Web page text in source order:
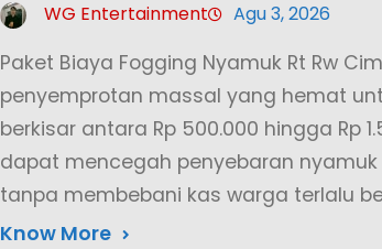
WG Entertainment Agu 3, 2026
Paket Biaya Fogging Nyamuk Rt Rw
penyemprotan massal yang hemat
berkisar antara Rp 500.000 hingga Rp
dapat mencegah penyebaran
tanpa membebani kas warga terlalu
Know More